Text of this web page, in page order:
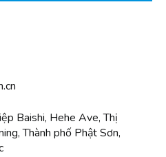
Baishi, Hehe Ave, Thị
Thành phố Phật Sơn,